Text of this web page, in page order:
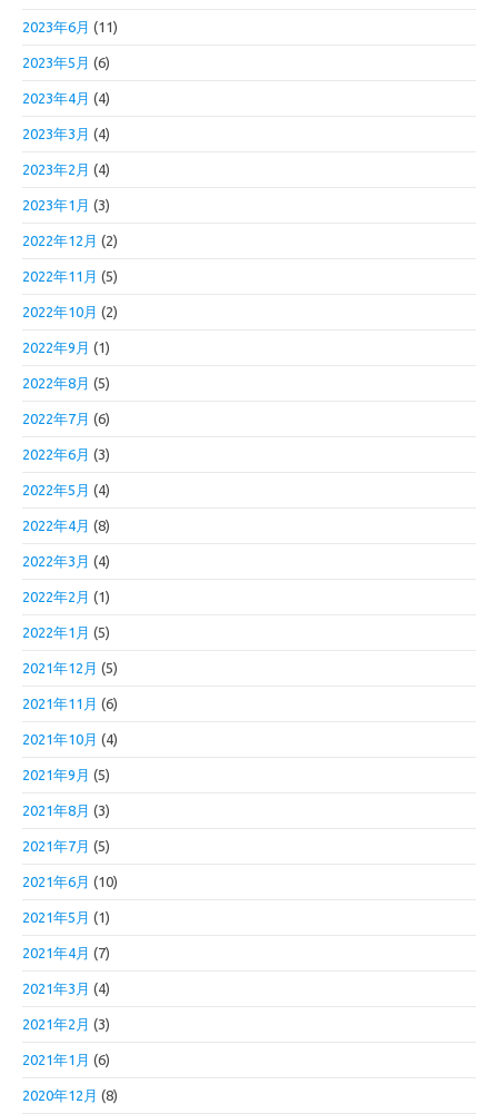
2023年6月 (11)
2023年5月 (6)
2023年4月 (4)
2023年3月 (4)
2023年2月 (4)
2023年1月 (3)
2022年12月 (2)
2022年11月 (5)
2022年10月 (2)
2022年9月 (1)
2022年8月 (5)
2022年7月 (6)
2022年6月 (3)
2022年5月 (4)
2022年4月 (8)
2022年3月 (4)
2022年2月 (1)
2022年1月 (5)
2021年12月 (5)
2021年11月 (6)
2021年10月 (4)
2021年9月 (5)
2021年8月 (3)
2021年7月 (5)
2021年6月 (10)
2021年5月 (1)
2021年4月 (7)
2021年3月 (4)
2021年2月 (3)
2021年1月 (6)
2020年12月 (8)